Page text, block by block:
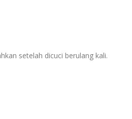
setelah dicuci berulang kali.